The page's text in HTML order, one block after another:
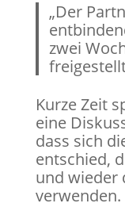
„Der
zwei
Kurze Zeit
eine
dass sich
entschied,
und wieder
verwenden.